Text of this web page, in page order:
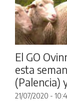
El GO
esta
(Palencia)
21/07/2020 -